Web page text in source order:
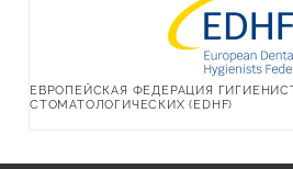
ЕВРОПЕЙСКАЯ ФЕДЕРАЦИЯ
СТОМАТОЛОГИЧЕСКИХ (EDHF)